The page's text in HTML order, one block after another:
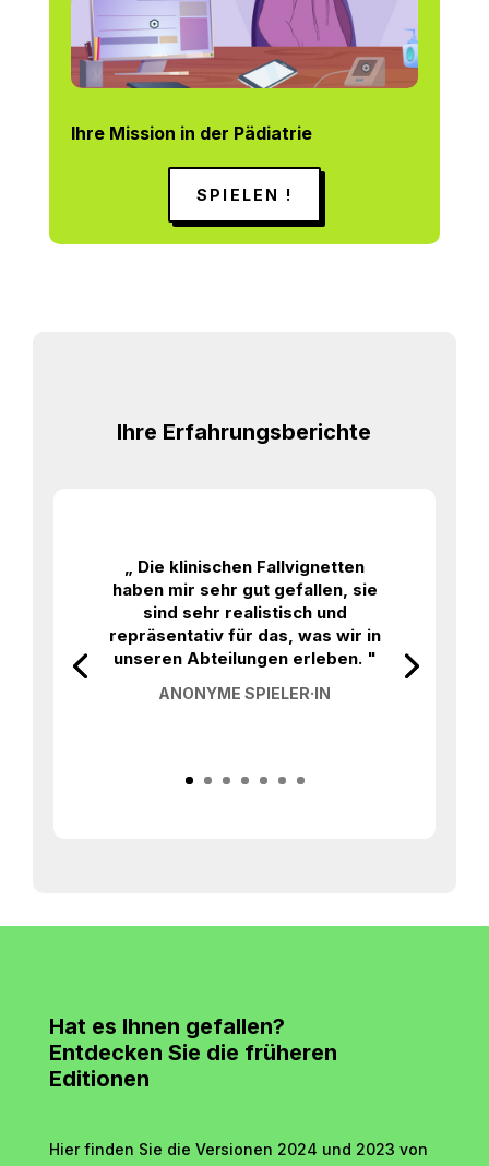
Ihre Mission in der Pädiatrie
SPIELEN !
Ihre Erfahrungsberichte
„ Die klinischen Fallvignetten
haben mir sehr gut gefallen, sie
sind sehr realistisch und
repräsentativ für das, was wir in
unseren Abteilungen erleben. "
ANONYME SPIELER·IN
Hat es Ihnen gefallen?
Entdecken Sie die früheren
Editionen
Hier finden Sie die Versionen 2024 und 2023 von